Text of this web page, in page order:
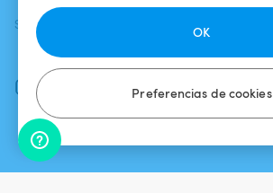
Preferencias de cookies
OK
SÍGUENOS
Facebook
Instagram